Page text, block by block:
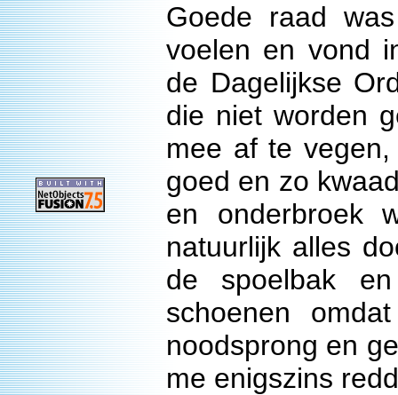
Goede raad
voelen en vond
de Dagelijkse
die niet worden
mee af te
goed en zo
en onderbroek
natuurlijk alles
de spoelbak
schoenen
noodsprong en
me enigszins